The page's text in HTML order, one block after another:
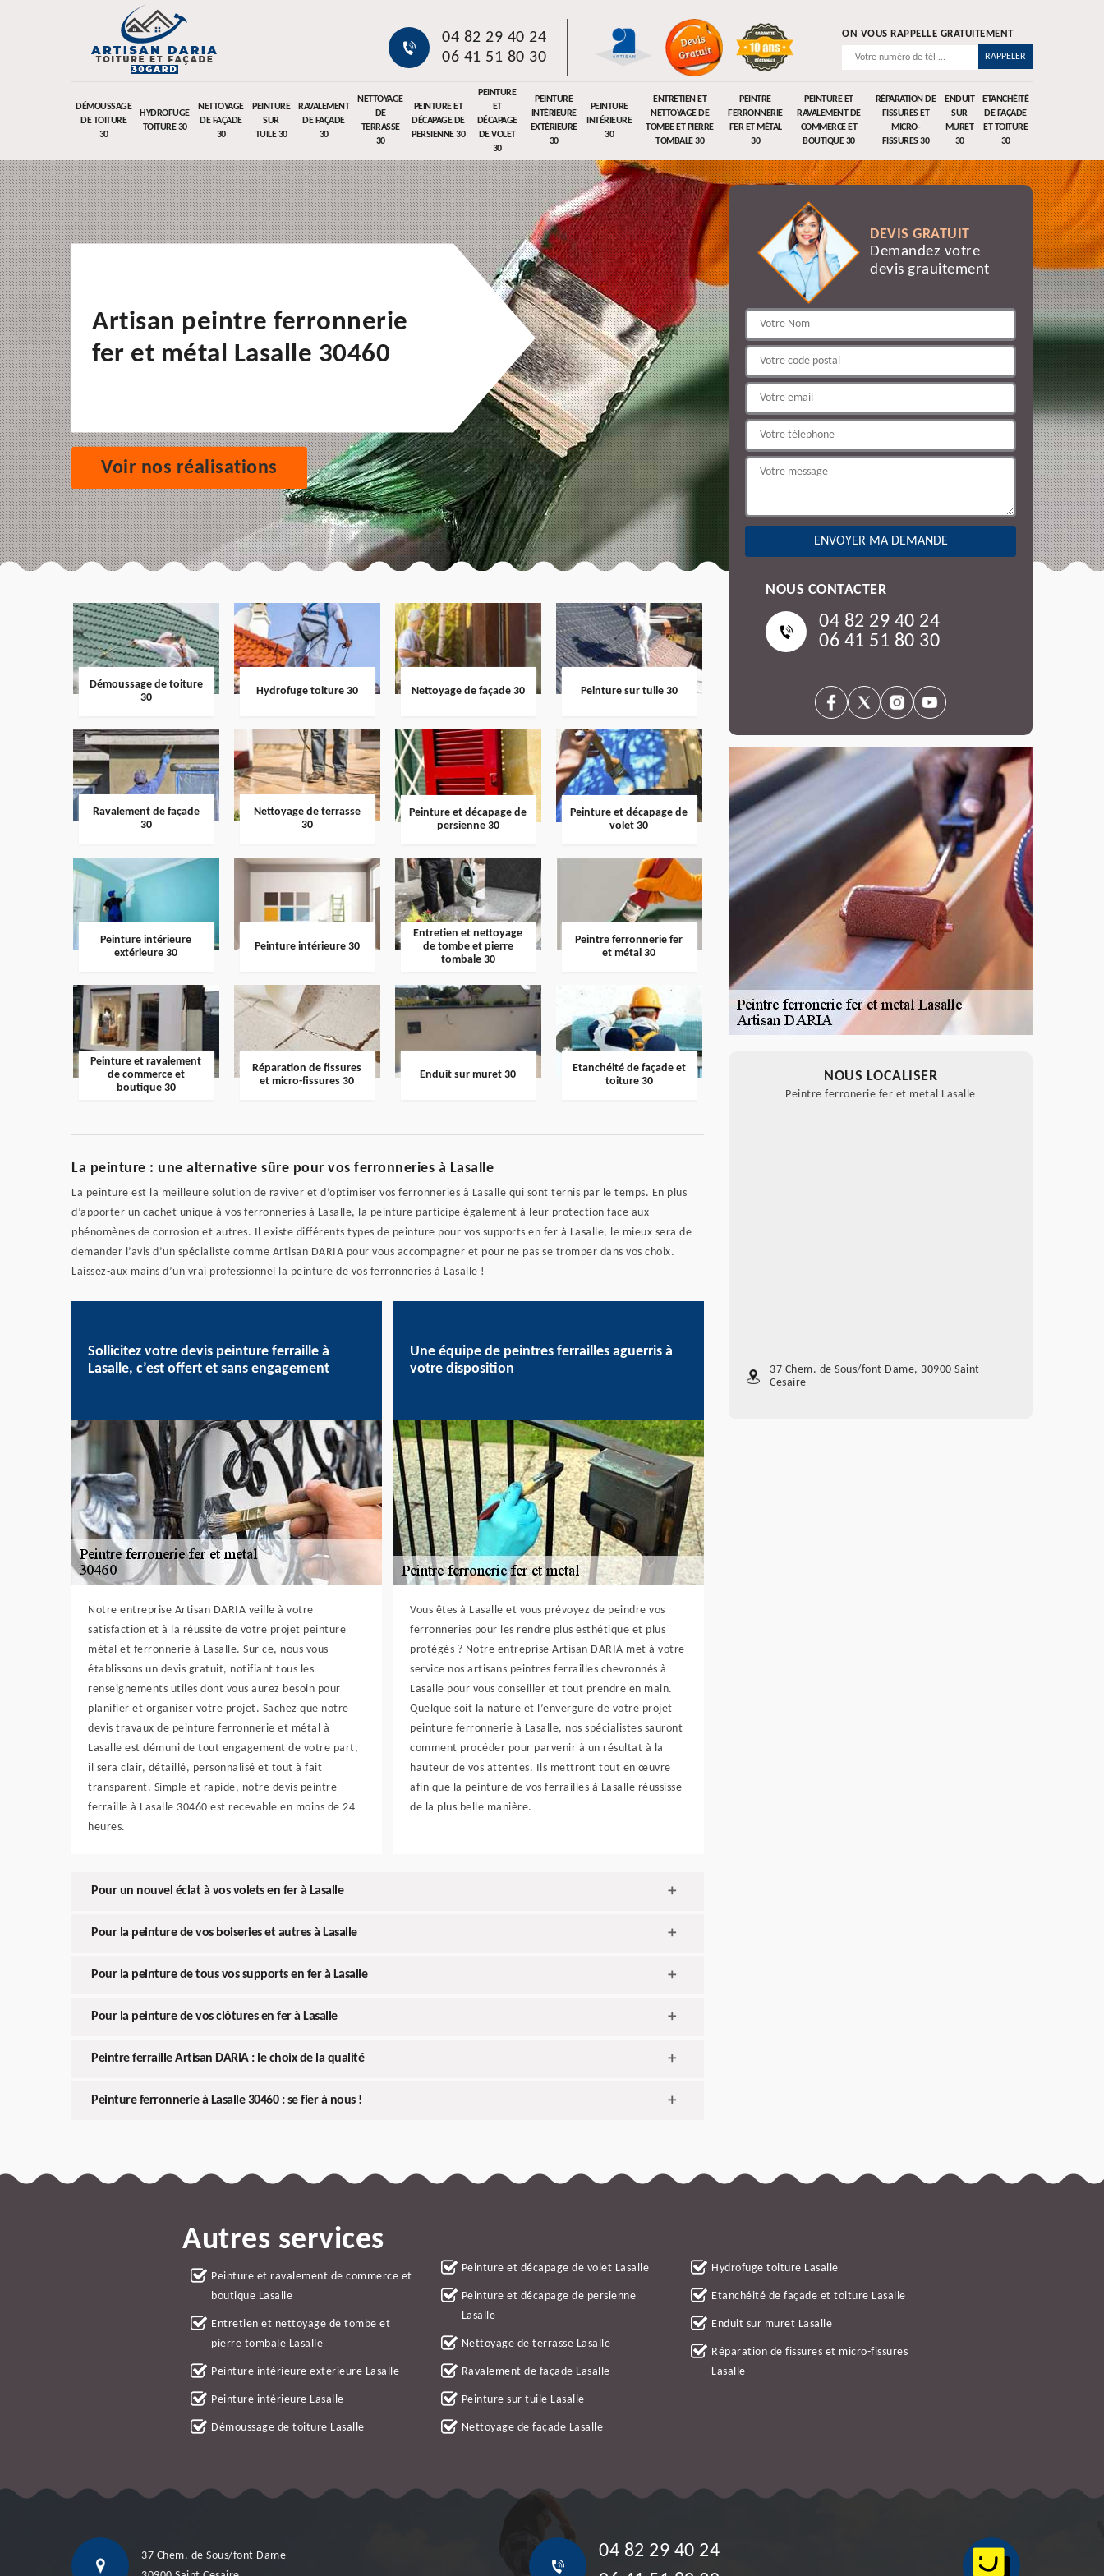
04 82 29 40 24
06 41 51 80 30
ON VOUS RAPPELLE GRATUITEMENT
DÉMOUSSAGE
DE TOITURE
30
HYDROFUGE
TOITURE 30
NETTOYAGE
DE FAÇADE
30
PEINTURE
SUR
TUILE 30
RAVALEMENT
DE FAÇADE
30
NETTOYAGE
DE
TERRASSE
30
PEINTURE ET
DÉCAPAGE DE
PERSIENNE 30
PEINTURE
ET
DÉCAPAGE
DE VOLET
30
PEINTURE
INTÉRIEURE
EXTÉRIEURE
30
PEINTURE
INTÉRIEURE
30
ENTRETIEN ET
NETTOYAGE DE
TOMBE ET PIERRE
TOMBALE 30
PEINTRE
FERRONNERIE
FER ET MÉTAL
30
PEINTURE ET
RAVALEMENT DE
COMMERCE ET
BOUTIQUE 30
RÉPARATION DE
FISSURES ET
MICRO-
FISSURES 30
ENDUIT
SUR
MURET
30
ETANCHÉITÉ
DE FAÇADE
ET TOITURE
30
Artisan peintre ferronnerie
fer et métal Lasalle 30460
Voir nos réalisations
Démoussage de toiture
30
Hydrofuge toiture 30 Nettoyage de façade 30 Peinture sur tuile 30
Ravalement de façade
30
Nettoyage de terrasse
30
Peinture et décapage de
persienne 30
Peinture et décapage de
volet 30
Peinture intérieure
extérieure 30
Peinture intérieure 30
Entretien et nettoyage
de tombe et pierre
tombale 30
Peintre ferronnerie fer
et métal 30
Peinture et ravalement
de commerce et
boutique 30
Réparation de fissures
et micro-fissures 30
Enduit sur muret 30
Etanchéité de façade et
toiture 30
La peinture : une alternative sûre pour vos ferronneries à Lasalle
La peinture est la meilleure solution de raviver et d’optimiser vos ferronneries à Lasalle qui sont ternis par le temps. En plus
d’apporter un cachet unique à vos ferronneries à Lasalle, la peinture participe également à leur protection face aux
phénomènes de corrosion et autres. Il existe différents types de peinture pour vos supports en fer à Lasalle, le mieux sera de
demander l’avis d’un spécialiste comme Artisan DARIA pour vous accompagner et pour ne pas se tromper dans vos choix.
Laissez-aux mains d’un vrai professionnel la peinture de vos ferronneries à Lasalle !
Sollicitez votre devis peinture ferraille à
Lasalle, c’est offert et sans engagement
Notre entreprise Artisan DARIA veille à votre
satisfaction et à la réussite de votre projet peinture
métal et ferronnerie à Lasalle. Sur ce, nous vous
établissons un devis gratuit, notifiant tous les
renseignements utiles dont vous aurez besoin pour
planifier et organiser votre projet. Sachez que notre
devis travaux de peinture ferronnerie et métal à
Lasalle est démuni de tout engagement de votre part,
il sera clair, détaillé, personnalisé et tout à fait
transparent. Simple et rapide, notre devis peintre
ferraille à Lasalle 30460 est recevable en moins de 24
heures.
Une équipe de peintres ferrailles aguerris à
votre disposition
Vous êtes à Lasalle et vous prévoyez de peindre vos
ferronneries pour les rendre plus esthétique et plus
protégés ? Notre entreprise Artisan DARIA met à votre
service nos artisans peintres ferrailles chevronnés à
Lasalle pour vous conseiller et tout prendre en main.
Quelque soit la nature et l’envergure de votre projet
peinture ferronnerie à Lasalle, nos spécialistes sauront
comment procéder pour parvenir à un résultat à la
hauteur de vos attentes. Ils mettront tout en œuvre
afin que la peinture de vos ferrailles à Lasalle réussisse
de la plus belle manière.
Pour un nouvel éclat à vos volets en fer à Lasalle
Pour la peinture de vos boiseries et autres à Lasalle
Pour la peinture de tous vos supports en fer à Lasalle
Pour la peinture de vos clôtures en fer à Lasalle
Peintre ferraille Artisan DARIA : le choix de la qualité
Peinture ferronnerie à Lasalle 30460 : se fier à nous !
DEVIS GRATUIT
Demandez votre
devis grauitement
NOUS CONTACTER
04 82 29 40 24
06 41 51 80 30
NOUS LOCALISER
Peintre ferronerie fer et metal Lasalle
37 Chem. de Sous/font Dame, 30900 Saint
Cesaire
Autres services
Peinture et ravalement de commerce et
boutique Lasalle
Entretien et nettoyage de tombe et
pierre tombale Lasalle
Peinture intérieure extérieure Lasalle
Peinture intérieure Lasalle
Démoussage de toiture Lasalle
Peinture et décapage de volet Lasalle
Peinture et décapage de persienne
Lasalle
Nettoyage de terrasse Lasalle
Ravalement de façade Lasalle
Peinture sur tuile Lasalle
Nettoyage de façade Lasalle
Hydrofuge toiture Lasalle
Etanchéité de façade et toiture Lasalle
Enduit sur muret Lasalle
Réparation de fissures et micro-fissures
Lasalle
37 Chem. de Sous/font Dame
04 82 29 40 24